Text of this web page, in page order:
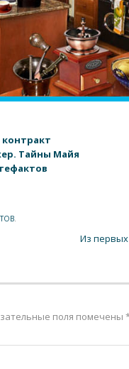
Тайны Майя
.
Из
поля помечены